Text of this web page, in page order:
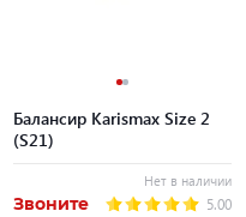
Балансир Karismax Size 2
(S21)
Нет в наличии
Звоните 5.00